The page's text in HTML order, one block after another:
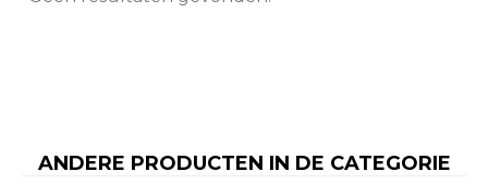
ANDERE PRODUCTEN IN DE CATEGORIE